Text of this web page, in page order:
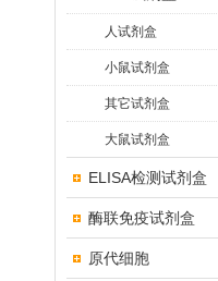
人试剂盒
小鼠试剂盒
其它试剂盒
大鼠试剂盒
ELISA检测试剂盒
酶联免疫试剂盒
原代细胞